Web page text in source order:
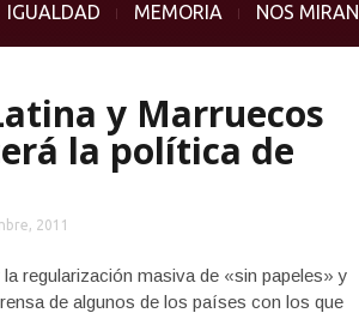
IGUALDAD MEMORIA NOS MIRAN
y Marruecos
la política de
2011
regularización masiva de «sin papeles» y
de algunos de los países con los que